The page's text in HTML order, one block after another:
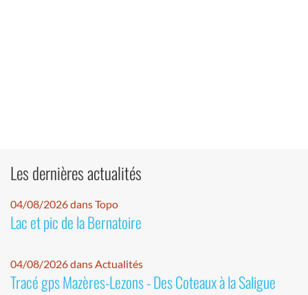
Les dernières actualités
04/08/2026 dans Topo
Lac et pic de la Bernatoire
04/08/2026 dans Actualités
Tracé gps Mazères-Lezons - Des Coteaux à la Saligue